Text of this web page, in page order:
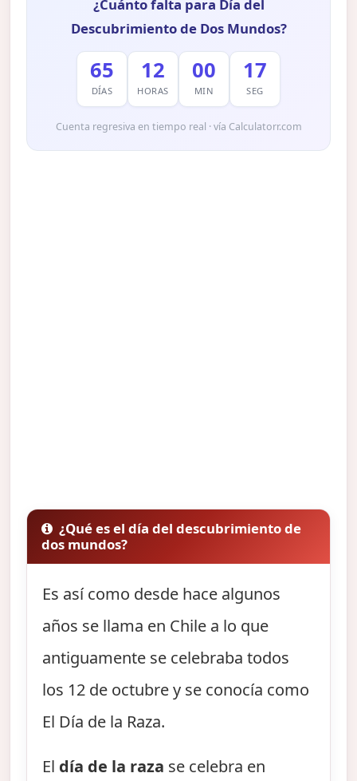
¿Cuánto falta para Día del
Descubrimiento de Dos Mundos?
65
DÍAS
12
HORAS
00
MIN
16
SEG
Cuenta regresiva en tiempo real · vía Calculatorr.com
¿Qué es el día del descubrimiento de
dos mundos?
Es así como desde hace algunos
años se llama en Chile a lo que
antiguamente se celebraba todos
los 12 de octubre y se conocía como
El Día de la Raza.
El día de la raza se celebra en